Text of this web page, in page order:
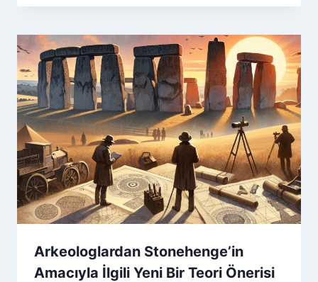
Arkeologlardan Stonehenge’in
Amacıyla İlgili Yeni Bir Teori Önerisi